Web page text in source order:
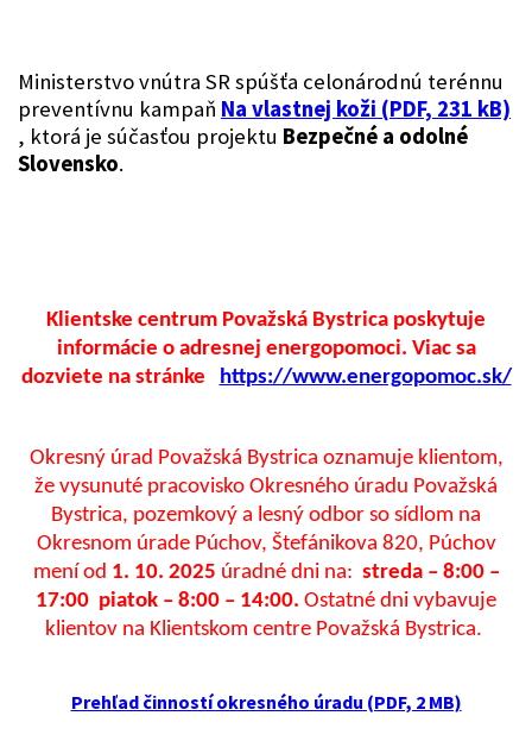
Ministerstvo vnútra SR spúšťa celonárodnú terénnu
preventívnu kampaň Na vlastnej koži (PDF, 231 kB)
, ktorá je súčasťou projektu Bezpečné a odolné
Slovensko.
Klientske centrum Považská Bystrica poskytuje
informácie o adresnej energopomoci. Viac sa
dozviete na stránke https://www.energopomoc.sk/
Okresný úrad Považská Bystrica oznamuje klientom,
že vysunuté pracovisko Okresného úradu Považská
Bystrica, pozemkový a lesný odbor so sídlom na
Okresnom úrade Púchov, Štefánikova 820, Púchov
mení od 1. 10. 2025 úradné dni na: streda – 8:00 –
17:00 piatok – 8:00 – 14:00. Ostatné dni vybavuje
klientov na Klientskom centre Považská Bystrica.
Prehľad činností okresného úradu (PDF, 2 MB)